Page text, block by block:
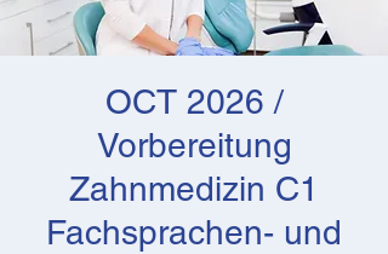
OCT 2026 /
Vorbereitung
Zahnmedizin C1
Fachsprachen- und